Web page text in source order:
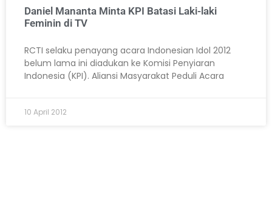
Daniel Mananta Minta KPI Batasi Laki-laki
Feminin di TV
RCTI selaku penayang acara Indonesian Idol 2012
belum lama ini diadukan ke Komisi Penyiaran
Indonesia (KPI). Aliansi Masyarakat Peduli Acara
10 April 2012